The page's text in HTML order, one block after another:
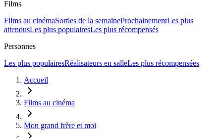
Films
Films au cinémaSorties de la semaineProchainementLes plus
attendusLes plus populairesLes plus récompensés
Personnes
Les plus populairesRéalisateurs en salleLes plus récompensées
Accueil
Films au cinéma
Mon grand frère et moi